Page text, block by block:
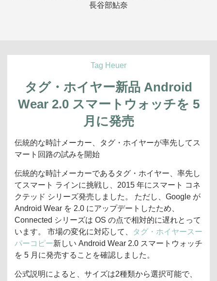
長谷部鮎奈
Tag Heuer
タグ・ホイヤー新品 Android
Wear 2.0 スマートウォッチを 5
月に発売
伝統的な時計メーカー、タグ・ホイヤーが率先してス
マート回路の試みを開始
伝統的な時計メーカーであるタグ・ホイヤー、率先し
てスマート ラインに挑戦し、2015 年にスマート コネ
クテッド シリーズ発売しました。 ただし、Google が
Android Wear を 2.0 にアップデートしたため、
Connected シリーズは OS の点で相対的に遅れとって
います。 市場の変化に対応して、
タグ・ホイヤースー
パーコピー新しい Android Wear 2.0 スマートウォッチ
を 5 月に発売することを確認しました。
公式説明によると、サイズは2種類から選択可能で、